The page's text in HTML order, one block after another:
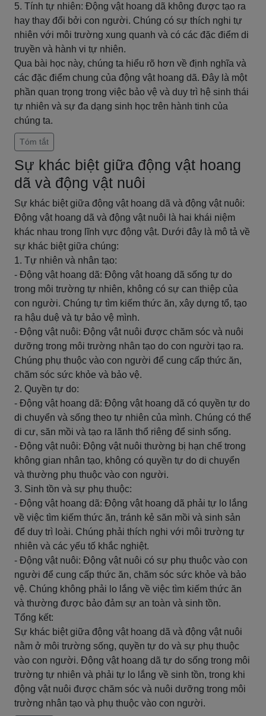
5. Tính tự nhiên: Động vật hoang dã không được tạo ra
hay thay đổi bởi con người. Chúng có sự thích nghi tự
nhiên với môi trường xung quanh và có các đặc điểm di
truyền và hành vi tự nhiên.
Qua bài học này, chúng ta hiểu rõ hơn về định nghĩa và
các đặc điểm chung của động vật hoang dã. Đây là một
phần quan trọng trong việc bảo vệ và duy trì hệ sinh thái
tự nhiên và sự đa dạng sinh học trên hành tinh của
chúng ta.
Tóm tắt
Sự khác biệt giữa động vật hoang
dã và động vật nuôi
Sự khác biệt giữa động vật hoang dã và động vật nuôi:
Động vật hoang dã và động vật nuôi là hai khái niệm
khác nhau trong lĩnh vực động vật. Dưới đây là mô tả về
sự khác biệt giữa chúng:
1. Tự nhiên và nhân tạo:
- Động vật hoang dã: Động vật hoang dã sống tự do
trong môi trường tự nhiên, không có sự can thiệp của
con người. Chúng tự tìm kiếm thức ăn, xây dựng tổ, tạo
ra hậu duệ và tự bảo vệ mình.
- Động vật nuôi: Động vật nuôi được chăm sóc và nuôi
dưỡng trong môi trường nhân tạo do con người tạo ra.
Chúng phụ thuộc vào con người để cung cấp thức ăn,
chăm sóc sức khỏe và bảo vệ.
2. Quyền tự do:
- Động vật hoang dã: Động vật hoang dã có quyền tự do
di chuyển và sống theo tự nhiên của mình. Chúng có thể
di cư, săn mồi và tạo ra lãnh thổ riêng để sinh sống.
- Động vật nuôi: Động vật nuôi thường bị hạn chế trong
không gian nhân tạo, không có quyền tự do di chuyển
và thường phụ thuộc vào con người.
3. Sinh tồn và sự phụ thuộc:
- Động vật hoang dã: Động vật hoang dã phải tự lo lắng
về việc tìm kiếm thức ăn, tránh kẻ săn mồi và sinh sản
để duy trì loài. Chúng phải thích nghi với môi trường tự
nhiên và các yếu tố khắc nghiệt.
- Động vật nuôi: Động vật nuôi có sự phụ thuộc vào con
người để cung cấp thức ăn, chăm sóc sức khỏe và bảo
vệ. Chúng không phải lo lắng về việc tìm kiếm thức ăn
và thường được bảo đảm sự an toàn và sinh tồn.
Tổng kết:
Sự khác biệt giữa động vật hoang dã và động vật nuôi
nằm ở môi trường sống, quyền tự do và sự phụ thuộc
vào con người. Động vật hoang dã tự do sống trong môi
trường tự nhiên và phải tự lo lắng về sinh tồn, trong khi
động vật nuôi được chăm sóc và nuôi dưỡng trong môi
trường nhân tạo và phụ thuộc vào con người.